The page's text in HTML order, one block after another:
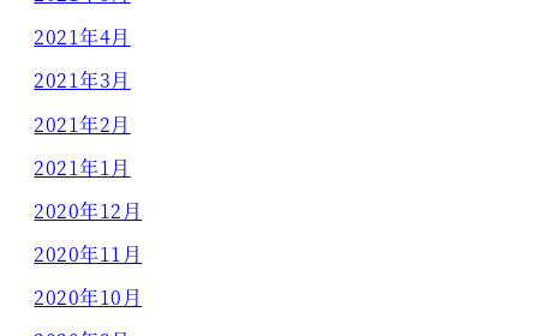
2021年4月
2021年3月
2021年2月
2021年1月
2020年12月
2020年11月
2020年10月